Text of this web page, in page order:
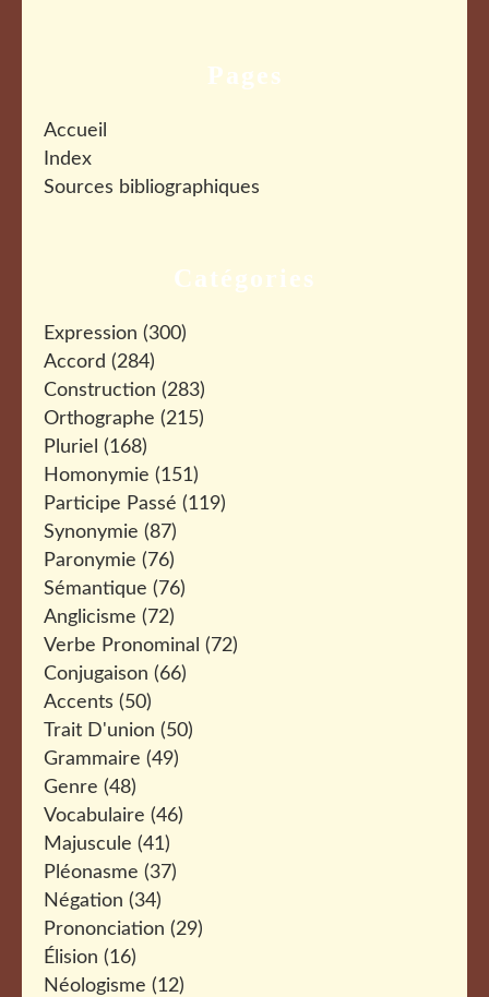
Catégories
Expression (300)
Accord (284)
Construction (283)
Orthographe (215)
Pluriel (168)
Homonymie (151)
Participe Passé (119)
Synonymie (87)
Paronymie (76)
Sémantique (76)
Anglicisme (72)
Verbe Pronominal (72)
Conjugaison (66)
Accents (50)
Trait D'union (50)
Grammaire (49)
Genre (48)
Vocabulaire (46)
Majuscule (41)
Pléonasme (37)
Négation (34)
Prononciation (29)
Élision (16)
Néologisme (12)
Pages
Accueil
Index
Sources bibliographiques